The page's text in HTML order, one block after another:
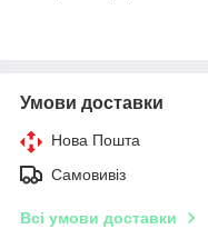
Умови доставки
Нова Пошта
Самовивіз
Всі умови доставки